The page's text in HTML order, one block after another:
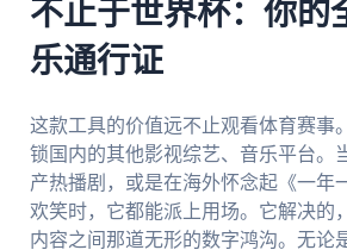
不止于世界杯：你的
乐通行证
这款工具的价值远不止观看体育赛事
锁国内的其他影视综艺、音乐平台。
产热播剧，或是在海外怀念起《一年
欢笑时，它都能派上用场。它解决的
内容之间那道无形的数字鸿沟。无论